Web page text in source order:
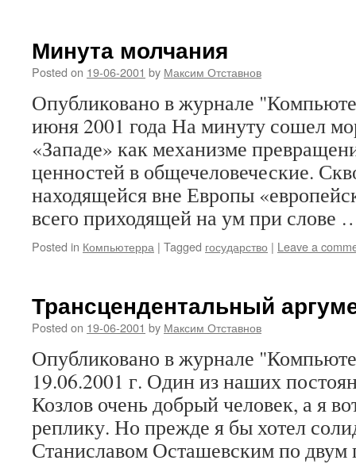
Минута молчания
Posted on 19-06-2001 by Максим Отставнов
Опубликовано в журнале
июня 2001 года На минуту сошел
«Западе» как механизме
ценностей в общечеловеческие.
находящейся вне Европы
всего приходящей на ум при слове
Posted in Компьютерра | Tagged государство | Leave a
Трансцендентальный
Posted on 19-06-2001 by Максим Отставнов
Опубликовано в журнале
19.06.2001 г. Один из наших
Козлов очень добрый человек, а я
реплику. Но прежде я бы хотел
Станиславом Осташевским по двум